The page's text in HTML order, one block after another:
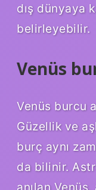
dış dünyaya
belirleyebilir.
Venüs
Venüs burcu
Güzellik ve
burç aynı
da bilinir.